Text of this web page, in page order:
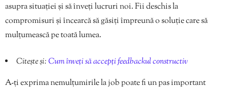
asupra situației și să înveți lucruri noi. Fii deschis la
compromisuri și încearcă să găsiți împreună o soluție care să
mulțumească pe toată lumea.
Citește și:Cum înveți să accepți feedbackul constructiv
A-ți exprima nemulțumirile la job poate fi un pas important